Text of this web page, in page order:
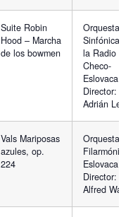
Suite Robin
Hood – Marcha
de los bowmen
Orquesta
Sinfónica de
la Radio
Checo-
Eslovaca.
Director:
Adrián
Vals Mariposas
azules, op.
224
Orquesta
Filarmónica
Eslovaca.
Director:
Alfred